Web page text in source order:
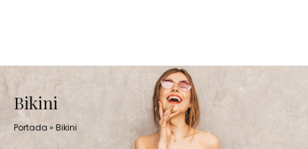
Bikini
Portada » Bikini